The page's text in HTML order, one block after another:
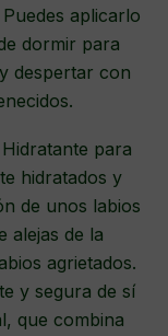
aplicarlo
dormir para
despertar con
para
hidratados y
de unos labios
alejas de la
agrietados.
y segura de sí
que combina